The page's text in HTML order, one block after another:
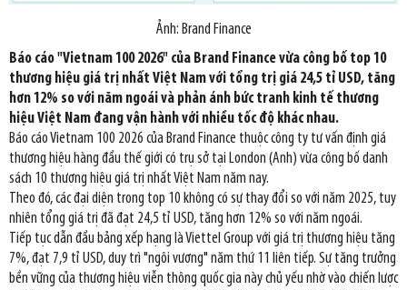
Ảnh: Brand Finance
Báo cáo "Vietnam 100 2026" của Brand Finance vừa công bố top 10
thương hiệu giá trị nhất Việt Nam với tổng trị giá 24,5 tỉ USD, tăng
hơn 12% so với năm ngoái và phản ánh bức tranh kinh tế thương
hiệu Việt Nam đang vận hành với nhiều tốc độ khác nhau.
Báo cáo Vietnam 100 2026 của Brand Finance thuộc công ty tư vấn định giá
thương hiệu hàng đầu thế giới có trụ sở tại London (Anh) vừa công bố danh
sách 10 thương hiệu giá trị nhất Việt Nam năm nay.
Theo đó, các đại diện trong top 10 không có sự thay đổi so với năm 2025, tuy
nhiên tổng giá trị đã đạt 24,5 tỉ USD, tăng hơn 12% so với năm ngoái.
Tiếp tục dẫn đầu bảng xếp hạng là Viettel Group với giá trị thương hiệu tăng
7%, đạt 7,9 tỉ USD, duy trì "ngôi vương" năm thứ 11 liên tiếp. Sự tăng trưởng
bền vững của thương hiệu viễn thông quốc gia này chủ yếu nhờ vào chiến lược